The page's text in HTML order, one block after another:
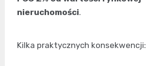
nieruchomości.
Kilka praktycznych konsekwencji: